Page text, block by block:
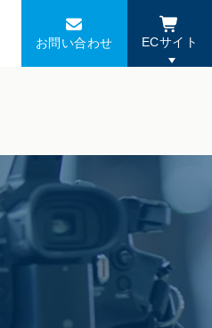
お問い合わせ ECサイト
お問い合わせ ECサイト